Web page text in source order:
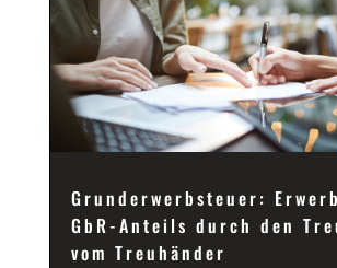
Grunderwerbsteuer:
GbR-Anteils durch den
vom Treuhänder